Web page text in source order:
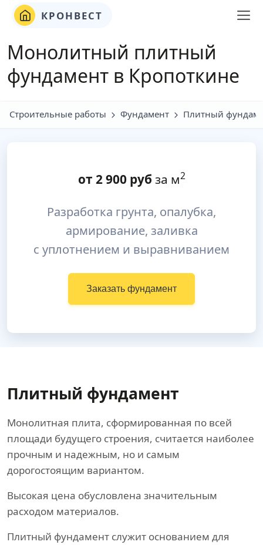
КРОНВЕСТ
Монолитный плитный
фундамент в Кропоткине
Строительные работы Фундамент Плитный
от 2 900руб за м2
Разработка грунта, опалубка,
армирование, заливка
с уплотнением и выравниванием
Заказать фундамент
Плитный фундамент
Монолитная плита, сформированная по всей
площади будущего строения, считается наиболее
прочным и надежным, но и самым
дорогостоящим вариантом.
Высокая цена обусловлена значительным
расходом материалов.
Плитный фундамент служит основанием для